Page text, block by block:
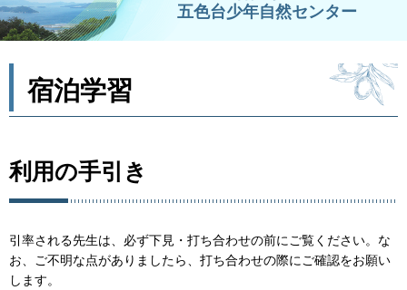
五色台少年自然センター
宿泊学習
利用の手引き
引率される先生は、必ず下見・打ち合わせの前にご覧ください。な
お、ご不明な点がありましたら、打ち合わせの際にご確認をお願い
します。